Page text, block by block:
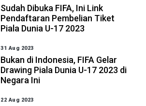
Sudah Dibuka FIFA, Ini Link
Pendaftaran Pembelian Tiket
Piala Dunia U-17 2023
31 Aug 2023
Bukan di Indonesia, FIFA Gelar
Drawing Piala Dunia U-17 2023 di
Negara Ini
22 Aug 2023